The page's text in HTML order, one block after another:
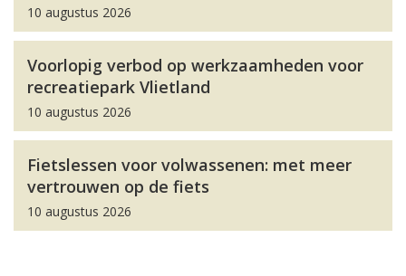
10 augustus 2026
Voorlopig verbod op werkzaamheden voor
recreatiepark Vlietland
10 augustus 2026
Fietslessen voor volwassenen: met meer
vertrouwen op de fiets
10 augustus 2026